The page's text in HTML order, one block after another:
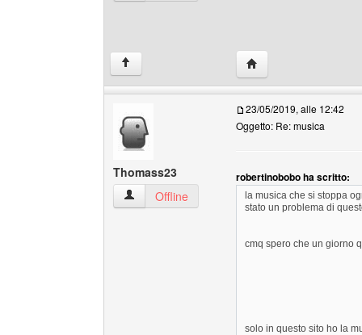
↑ HomePage: live-
Thomass23
Thomass23 Profilo
Offline
23/05/2019, alle 12:42
Oggetto: Re: musica
robertinobobo ha scritto:
la musica che si stoppa
stato un problema di
cmq spero che un giorno
solo in questo sito ho la